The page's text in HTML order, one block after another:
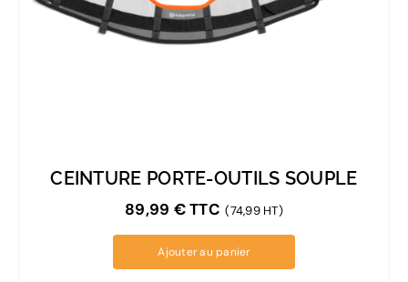
CEINTURE PORTE-OUTILS SOUPLE
89,99 €TTC (74,99 HT)
Ajouter au panier